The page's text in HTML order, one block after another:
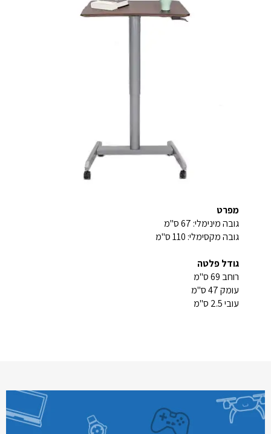
מפרט
גובה מינימלי: 67 ס"מ
גובה מקסימלי: 110 ס"מ
גודל פלטה
רוחב 69 ס"מ
עומק 47 ס"מ
עובי 2.5 ס"מ